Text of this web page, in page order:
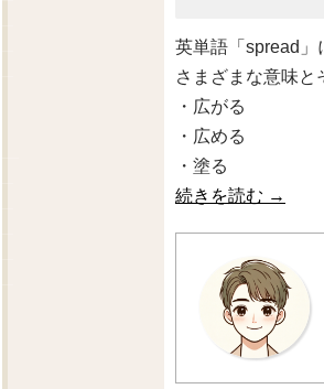
英単語「spread」
さまざまな意味と
・広がる
・広める
・塗る
続きを読む →